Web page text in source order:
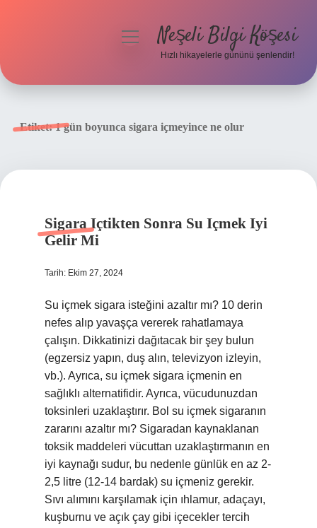
menüyüNeşeli Bilgi Köşesi
Hızlı hikayelerle gününü şenlendir!
Etiket:1 gün boyunca sigara içmeyince ne olur
Sigara Içtikten Sonra Su Içmek Iyi
Gelir Mi
Tarih: Ekim 27, 2024
Su içmek sigara isteğini azaltır mı? 10 derin
nefes alıp yavaşça vererek rahatlamaya
çalışın. Dikkatinizi dağıtacak bir şey bulun
(egzersiz yapın, duş alın, televizyon izleyin,
vb.). Ayrıca, su içmek sigara içmenin en
sağlıklı alternatifidir. Ayrıca, vücudunuzdan
toksinleri uzaklaştırır. Bol su içmek sigaranın
zararını azaltır mı? Sigaradan kaynaklanan
toksik maddeleri vücuttan uzaklaştırmanın en
iyi kaynağı sudur, bu nedenle günlük en az 2-
2,5 litre (12-14 bardak) su içmeniz gerekir.
Sıvı alımını karşılamak için ıhlamur, adaçayı,
kuşburnu ve açık çay gibi içecekler tercih